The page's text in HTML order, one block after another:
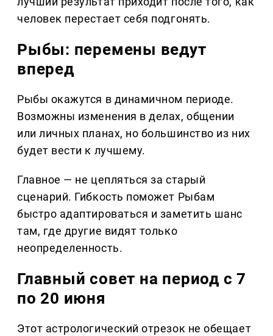
человек перестает себя подгонять.
Рыбы: перемены ведут
вперед
Рыбы окажутся в динамичном периоде.
Возможны изменения в делах, общении
или личных планах, но большинство из них
будет вести к лучшему.
Главное — не цепляться за старый
сценарий. Гибкость поможет Рыбам
быстро адаптироваться и заметить шанс
там, где другие видят только
неопределенность.
Главный совет на период с 7
по 20 июня
Этот астрологический отрезок не обещает